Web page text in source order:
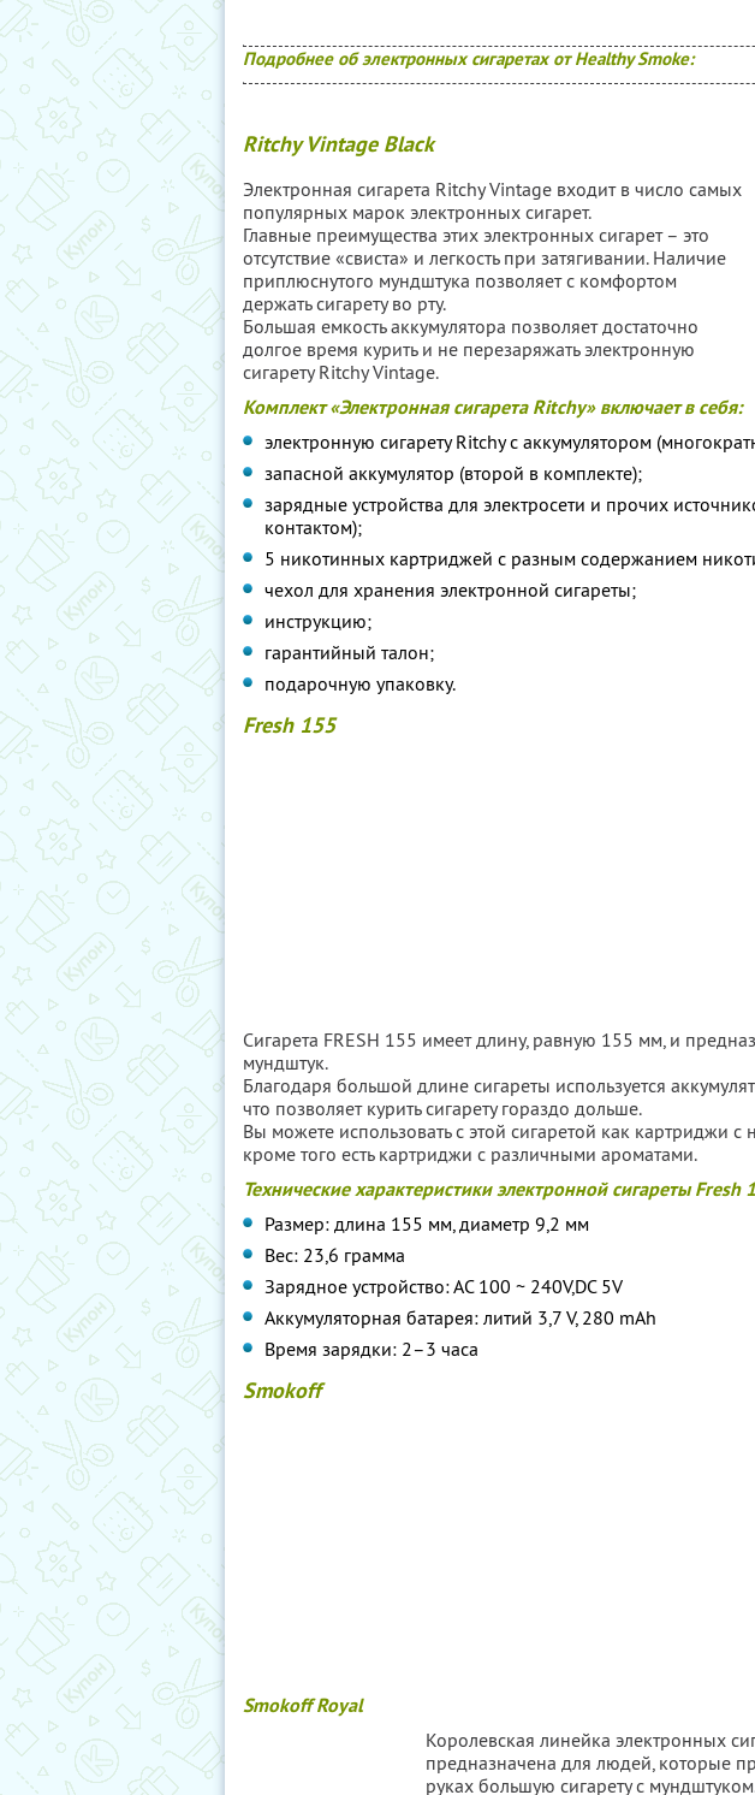
Подробнее об электронных сигаретах от Healthy Smoke:
Ritchy Vintage Black
Электронная сигарета Ritchy Vintage входит в число самых
популярных марок электронных сигарет.
Главные преимущества этих электронных сигарет – это
отсутствие «свиста» и легкость при затягивании. Наличие
приплюснутого мундштука позволяет с комфортом
держать сигарету во рту.
Большая емкость аккумулятора позволяет достаточно
долгое время курить и не перезаряжать электронную
сигарету Ritchy Vintage.
Комплект «Электронная сигарета Ritchy» включает в себя:
электронную сигарету Ritchy с аккумулятором
запасной аккумулятор (второй в комплекте);
зарядные устройства для электросети и прочих
контактом);
5 никотинных картриджей с разным содержанием
чехол для хранения электронной сигареты;
инструкцию;
гарантийный талон;
подарочную упаковку.
Fresh 155
Сигарета FRESH 155 имеет длину, равную 155 мм, и
мундштук.
Благодаря большой длине сигареты используется
что позволяет курить сигарету гораздо дольше.
Вы можете использовать с этой сигаретой как картриджи с
кроме того есть картриджи с различными ароматами.
Технические характеристики электронной сигареты Fresh
Размер: длина 155 мм, диаметр 9,2 мм
Вес: 23,6 грамма
Зарядное устройство: АС 100 ~ 240V,DC 5V
Аккумуляторная батарея: литий 3,7 V, 280 mAh
Время зарядки: 2–3 часа
Smokoff
Smokoff Royal
Королевская линейка электронных
предназначена для людей, которые
руках большую сигарету с